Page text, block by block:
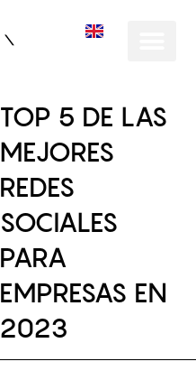
TOP 5 DE LAS
MEJORES
REDES
SOCIALES
PARA
EMPRESAS EN
2023